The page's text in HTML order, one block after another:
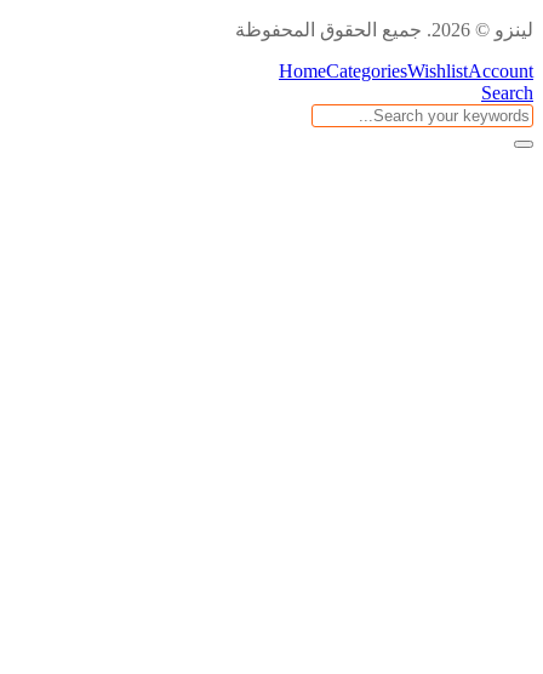
لينزو © 2026. جميع الحقوق المحفوظة
HomeCategoriesWishlistAccount
Search